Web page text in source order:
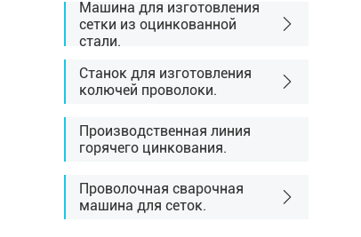
Машина для изготовления
сетки из оцинкованной
стали.
Станок для изготовления
колючей проволоки.
Производственная линия
горячего цинкования.
Проволочная сварочная
машина для сеток.